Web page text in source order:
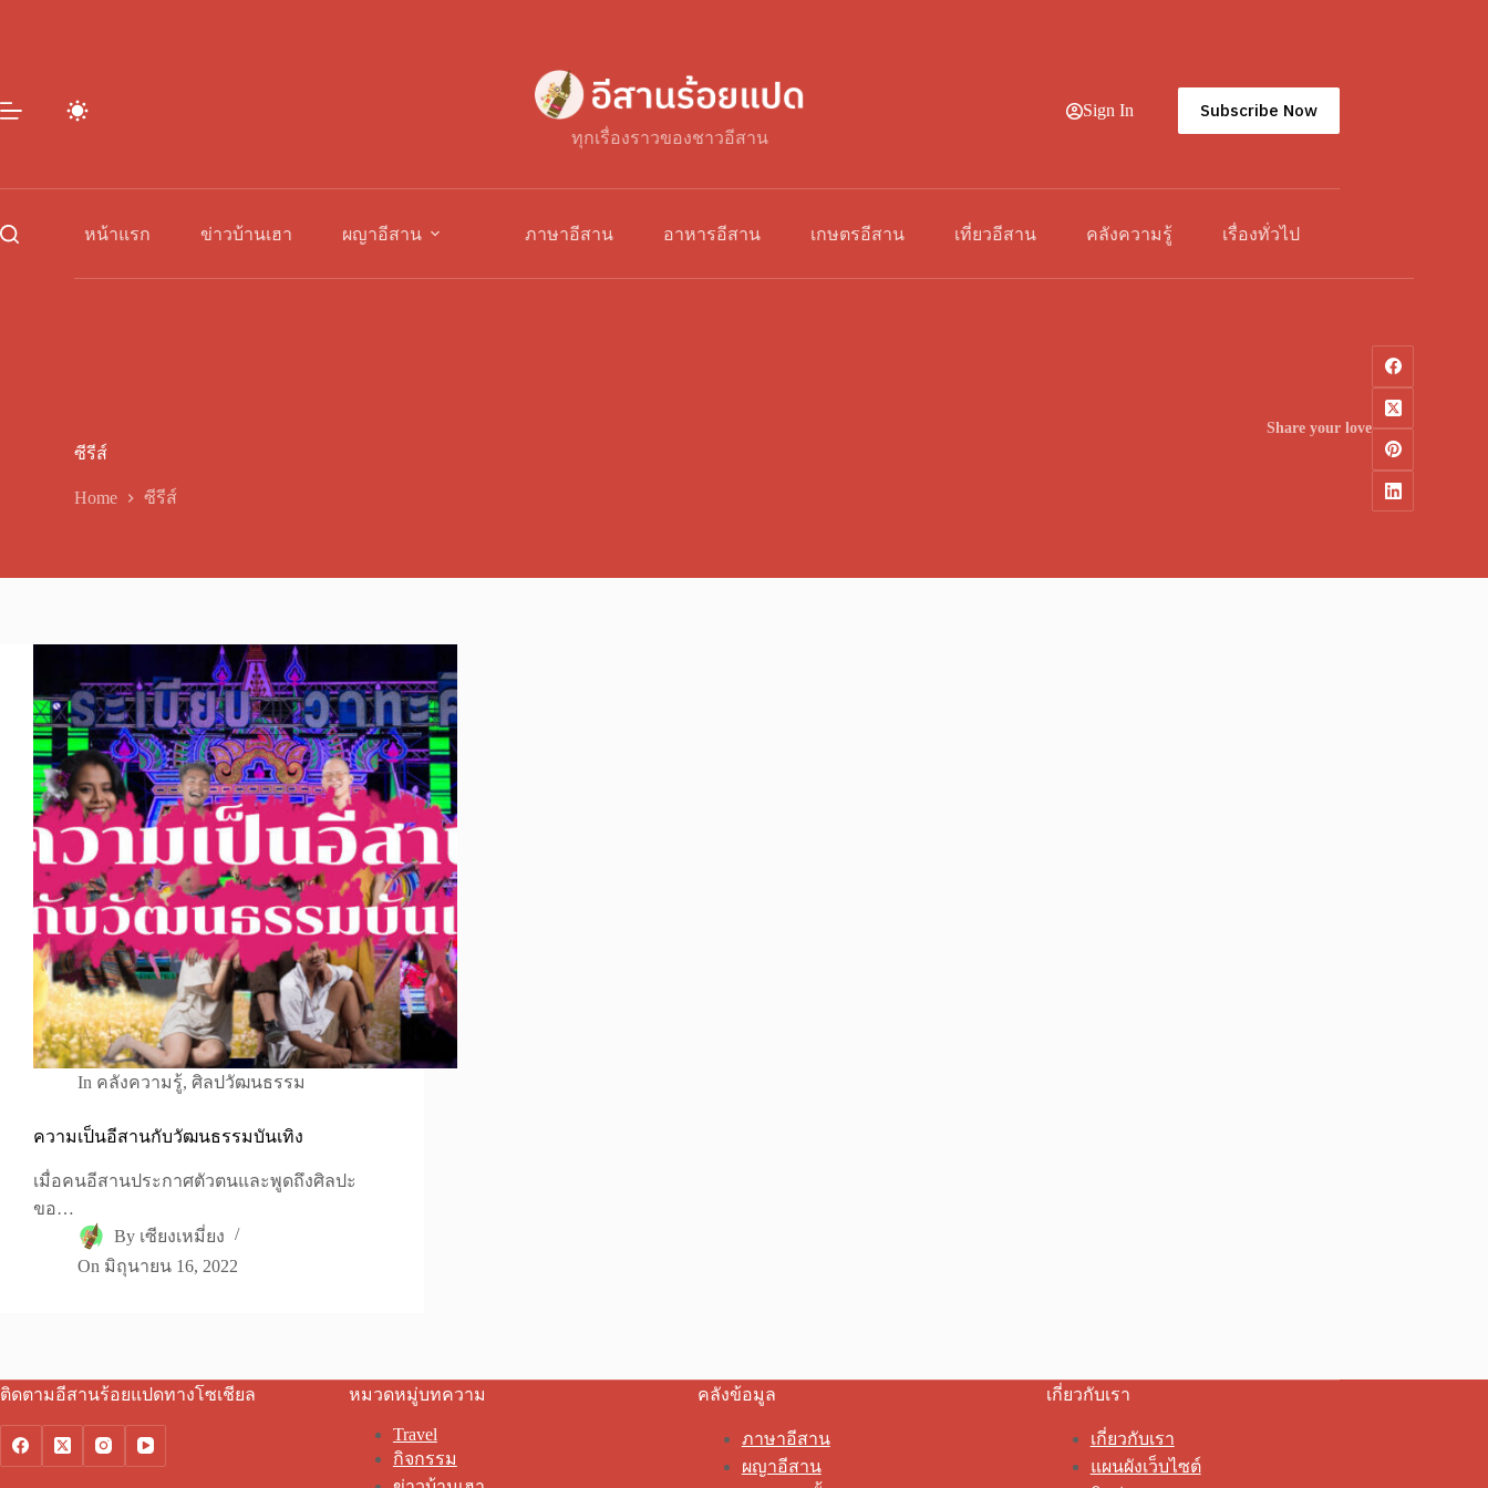
ทุกเรื่องราวของชาวอีสาน
Sign In Subscribe Now
หน้าแรก ข่าวบ้านเฮา ผญาอีสาน ภาษาอีสาน อาหารอีสาน เกษตรอีสาน เที่ยวอีสาน คลังความรู้ เรื่องทั่วไป
ซีรีส์
Home ซีรีส์
Share your love
In คลังความรู้,ศิลปวัฒนธรรม
ความเป็นอีสานกับวัฒนธรรมบันเทิง
เมื่อคนอีสานประกาศตัวตนและพูดถึงศิลปะ
ขอ…
By เซียงเหมี่ยง
On มิถุนายน 16, 2022
ติดตามอีสานร้อยแปดทางโซเชียล หมวดหมู่บทความ
Travel
กิจกรรม
คลังข้อมูล
ภาษาอีสาน
ผญาอีสาน
เกี่ยวกับเรา
เกี่ยวกับเรา
แผนผังเว็บไซต์